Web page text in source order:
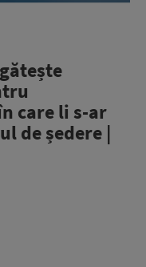
care li s-ar
de ședere |